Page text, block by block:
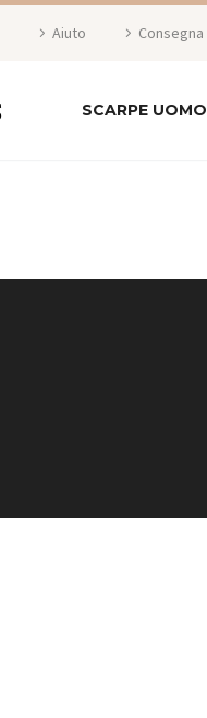
Aiuto Consegna
SCARPE UOMO